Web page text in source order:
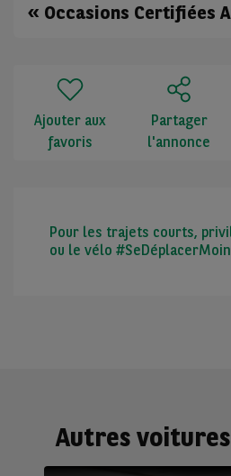
« Occasions Certifiées
Ajouter aux
favoris
Partager
l'annonce
Pour les trajets courts,
ou le vélo
Autres